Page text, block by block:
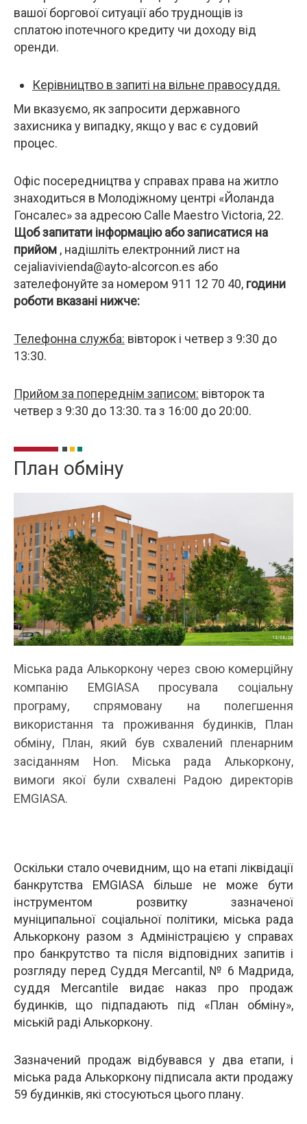
вашої боргової ситуації або труднощів із
сплатою іпотечного кредиту чи доходу від
оренди.
Керівництво в запиті на вільне правосуддя.
Ми вказуємо, як запросити державного
захисника у випадку, якщо у вас є судовий
процес.
Офіс посередництва у справах права на житло
знаходиться в Молодіжному центрі «Йоланда
Гонсалес» за адресою Calle Maestro Victoria, 22.
Щоб запитати інформацію або записатися на
прийом , надішліть електронний лист на
cejaliavivienda@ayto-alcorcon.es або
зателефонуйте за номером 911 12 70 40, години
роботи вказані нижче:
Телефонна служба: вівторок і четвер з 9:30 до
13:30.
Прийом за попереднім записом: вівторок та
четвер з 9:30 до 13:30. та з 16:00 до 20:00.
План обміну
Міська рада Алькоркону через свою комерційну
компанію EMGIASA просувала соціальну
програму, спрямовану на полегшення
використання та проживання будинків, План
обміну, План, який був схвалений пленарним
засіданням Hon. Міська рада Алькоркону,
вимоги якої були схвалені Радою директорів
EMGIASA.
Оскільки стало очевидним, що на етапі ліквідації
банкрутства EMGIASA більше не може бути
інструментом розвитку зазначеної
муніципальної соціальної політики, міська рада
Алькоркону разом з Адміністрацією у справах
про банкрутство та після відповідних запитів і
розгляду перед Суддя Mercantil, № 6 Мадрида,
суддя Mercantile видає наказ про продаж
будинків, що підпадають під «План обміну»,
міській раді Алькоркону.
Зазначений продаж відбувався у два етапи, і
міська рада Алькоркону підписала акти продажу
59 будинків, які стосуються цього плану.